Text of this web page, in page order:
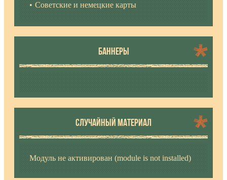
Советские и немецкие карты
БАННЕРЫ
СЛУЧАЙНЫЙ МАТЕРИАЛ
Модуль не активирован (module is not installed)